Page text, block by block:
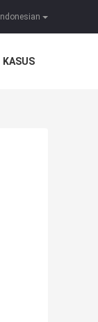
Indonesian
KASUS